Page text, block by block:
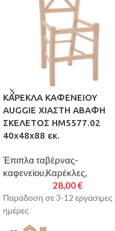
ΚΑΡΕΚΛΑ ΚΑΦΕΝΕΙΟΥ
AUGGIE ΧΙΑΣΤΗ ΑΒΑΦΗ
ΣΚΕΛΕΤΟΣ HM5577.02
40x48x88 εκ.
Έπιπλα ταβέρνας-
καφενείου,Καρέκλες,
28,00€
Παράδοση σε 3-12 εργάσιμες
ημέρες